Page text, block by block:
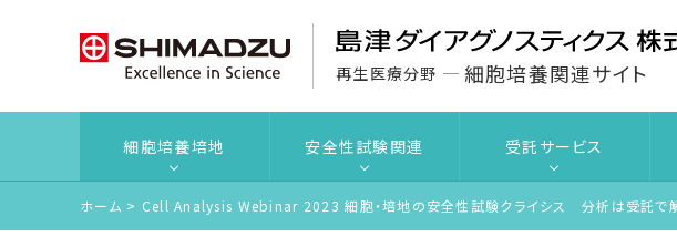
再生医療分野 細胞培養関連サイト
細胞培養培地 安全性試験関連 受託サービス
ホーム > Cell Analysis Webinar 2023 細胞・培地の安全性試験クライシス 分析は受託で解